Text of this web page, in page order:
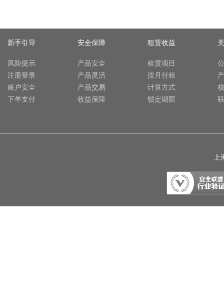
新手引导
风险提示
注册登录
账户安全
下单支付
安全保障
产品安全
产品灵活
产品交易
收益保障
租赁收益
租赁项目
按月付租
计算方式
锁定期限